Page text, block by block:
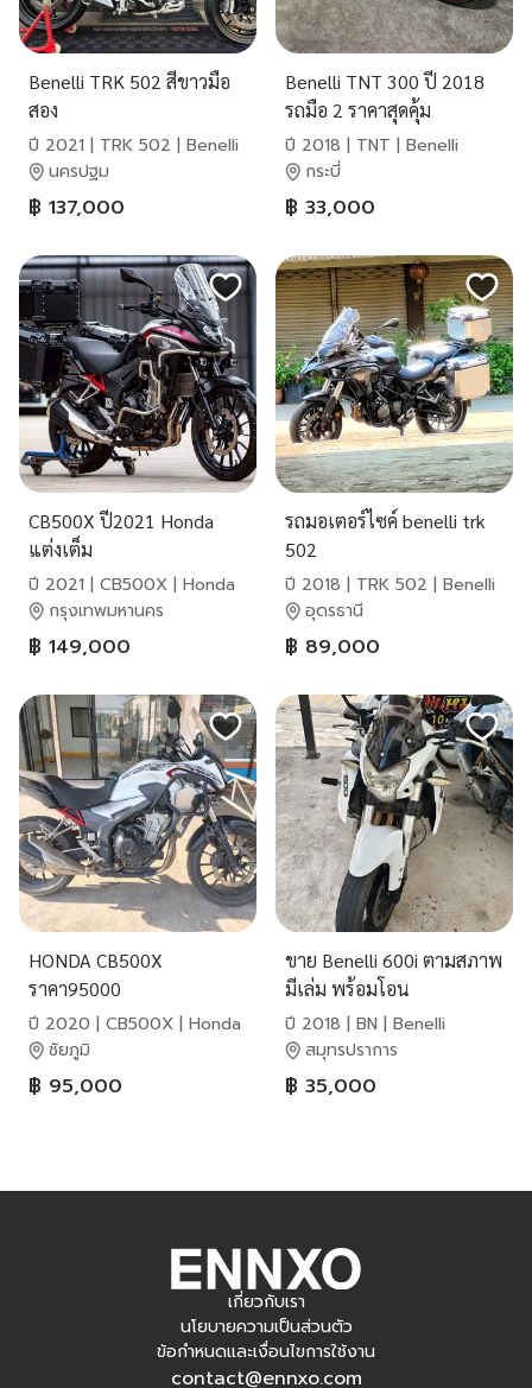
Benelli TRK 502 สีขาวมือ
สอง
ปี 2021 | TRK 502 | Benelli
นครปฐม
฿ 137,000
Benelli TNT 300 ปี 2018
รถมือ 2 ราคาสุดคุ้ม
ปี 2018 | TNT | Benelli
กระบี่
฿ 33,000
CB500X ปี2021 Honda
แต่งเต็ม
ปี 2021 | CB500X | Honda
กรุงเทพมหานคร
฿ 149,000
รถมอเตอร์ไซค์ benelli trk
502
ปี 2018 | TRK 502 | Benelli
อุดรธานี
฿ 89,000
HONDA CB500X
ราคา95000
ปี 2020 | CB500X | Honda
ชัยภูมิ
฿ 95,000
ขาย Benelli 600i ตามสภาพ
มีเล่ม พร้อมโอน
ปี 2018 | BN | Benelli
สมุทรปราการ
฿ 35,000
เกี่ยวกับเรา
นโยบายความเป็นส่วนตัว
ข้อกำหนดและเงื่อนไขการใช้งาน
contact@ennxo.com